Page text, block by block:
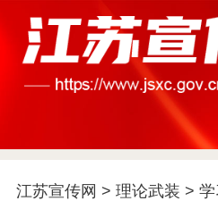
江苏宣传网 > 理论武装 >